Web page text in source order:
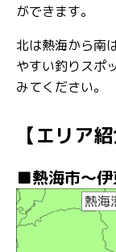
ができます。
北は熱海から南
やすい釣りスポ
みてください。
【エリア紹
■熱海市～伊